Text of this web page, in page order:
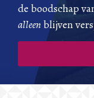
de boodschap
alleen blijven